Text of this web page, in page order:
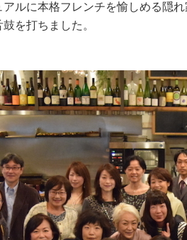
ルに本格フレンチを愉しめる隠
を打ちました。